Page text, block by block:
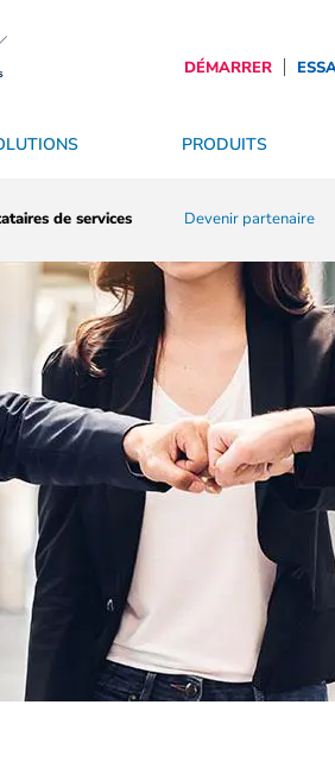
DÉMARRER
SaaS Sécurité & affichage dynamique
PRODUITS
Services
de services Devenir partenaire